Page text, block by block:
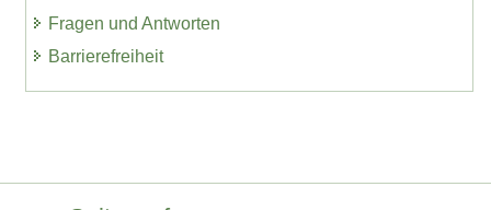
Fragen und Antworten
Barrierefreiheit